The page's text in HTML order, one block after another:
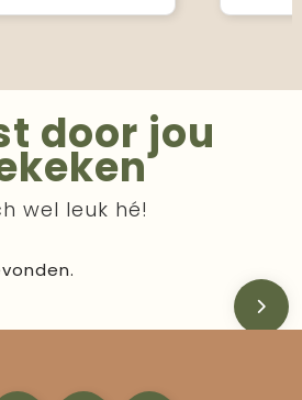
door jou
wel leuk hé!